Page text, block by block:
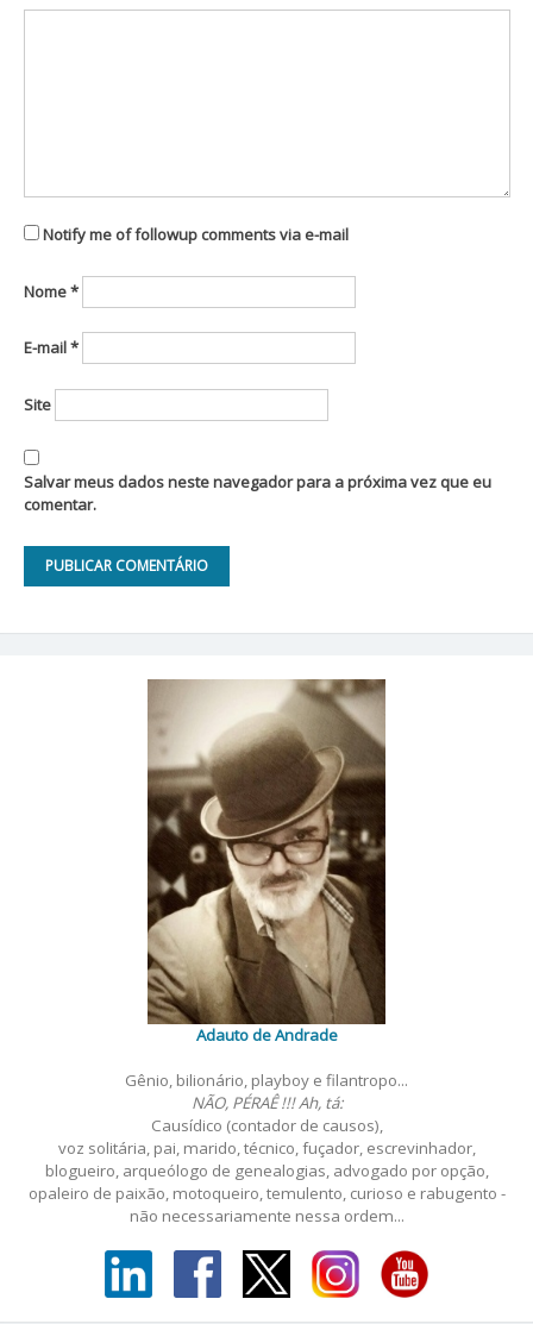
Notify me of followup comments via e-mail
Nome*
E-mail*
Site
Salvar meus dados neste navegador para a próxima vez que eu
comentar.
Adauto de Andrade
Gênio, bilionário, playboy e filantropo...
NÃO, PÉRAÊ !!! Ah, tá:
Causídico (contador de causos),
voz solitária, pai, marido, técnico, fuçador, escrevinhador,
blogueiro, arqueólogo de genealogias, advogado por opção,
opaleiro de paixão, motoqueiro, temulento, curioso e rabugento -
não necessariamente nessa ordem...